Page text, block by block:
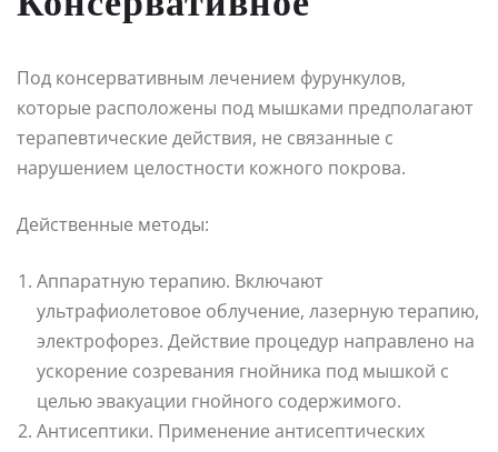
Под консервативным лечением фурункулов,
которые расположены под мышками предполагают
терапевтические действия, не связанные с
нарушением целостности кожного покрова.
Действенные методы:
Аппаратную терапию. Включают
ультрафиолетовое облучение, лазерную терапию,
электрофорез. Действие процедур направлено на
ускорение созревания гнойника под мышкой с
целью эвакуации гнойного содержимого.
Антисептики. Применение антисептических